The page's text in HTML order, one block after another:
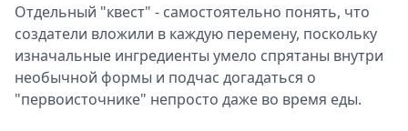
Отдельный "квест" - самостоятельно понять, что
создатели вложили в каждую перемену, поскольку
изначальные ингредиенты умело спрятаны внутри
необычной формы и подчас догадаться о
"первоисточнике" непросто даже во время еды.